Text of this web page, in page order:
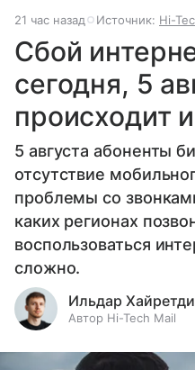
21 час назад Источник: Hi-
Сбой
сегодня, 5
происходит
5 августа абоненты
отсутствие
проблемы со
каких регионах
воспользоваться
сложно.
Ильдар
Автор Hi-Tech Mail